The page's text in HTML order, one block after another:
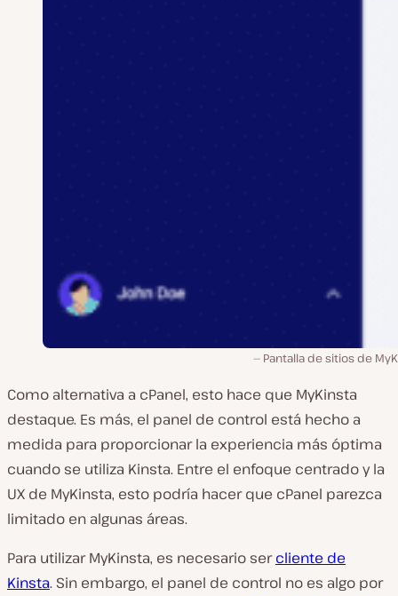
Pantalla de sitios de
Como alternativa a cPanel, esto hace que MyKinsta
destaque. Es más, el panel de control está hecho a
medida para proporcionar la experiencia más óptima
cuando se utiliza Kinsta. Entre el enfoque centrado y la
UX de MyKinsta, esto podría hacer que cPanel parezca
limitado en algunas áreas.
Para utilizar MyKinsta, es necesario sercliente de
Kinsta. Sin embargo, el panel de control no es algo por